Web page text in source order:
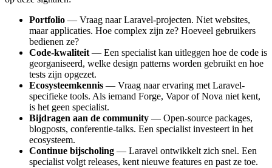
Portfolio — Vraag naar Laravel-projecten. Niet websites,
maar applicaties. Hoe complex zijn ze? Hoeveel gebruikers
bedienen ze?
Code-kwaliteit — Een specialist kan uitleggen hoe de code is
georganiseerd, welke design patterns worden gebruikt en hoe
tests zijn opgezet.
Ecosysteemkennis — Vraag naar ervaring met Laravel-
specifieke tools. Als iemand Forge, Vapor of Nova niet kent,
is het geen specialist.
Bijdragen aan de community — Open-source packages,
blogposts, conferentie-talks. Een specialist investeert in het
ecosysteem.
Continue bijscholing — Laravel ontwikkelt zich snel. Een
specialist volgt releases, kent nieuwe features en past ze toe.